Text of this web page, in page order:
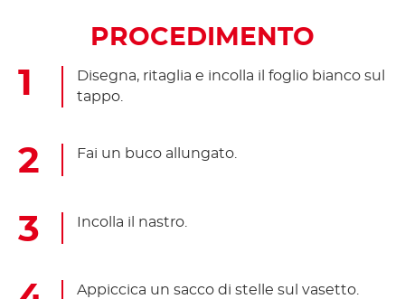
PROCEDIMENTO
Disegna, ritaglia e incolla il foglio bianco sul
tappo.
Fai un buco allungato.
Incolla il nastro.
Appiccica un sacco di stelle sul vasetto.